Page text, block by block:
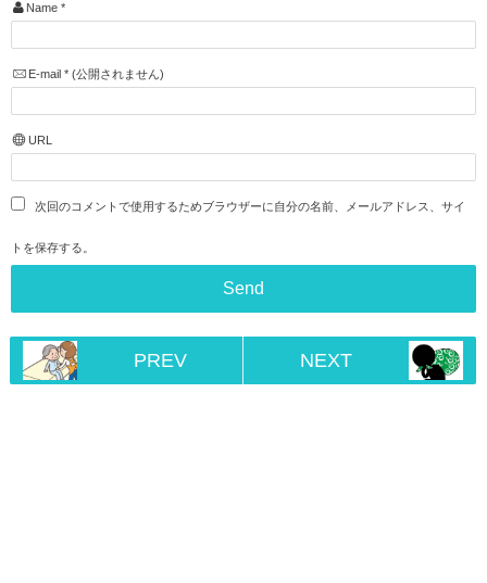
Name *
E-mail *(公開されません)
URL
次回のコメントで使用するためブラウザーに自分の名前、メールアドレス、サイ
トを保存する。
PREV NEXT